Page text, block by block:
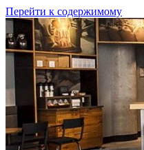
Перейти к содержимому